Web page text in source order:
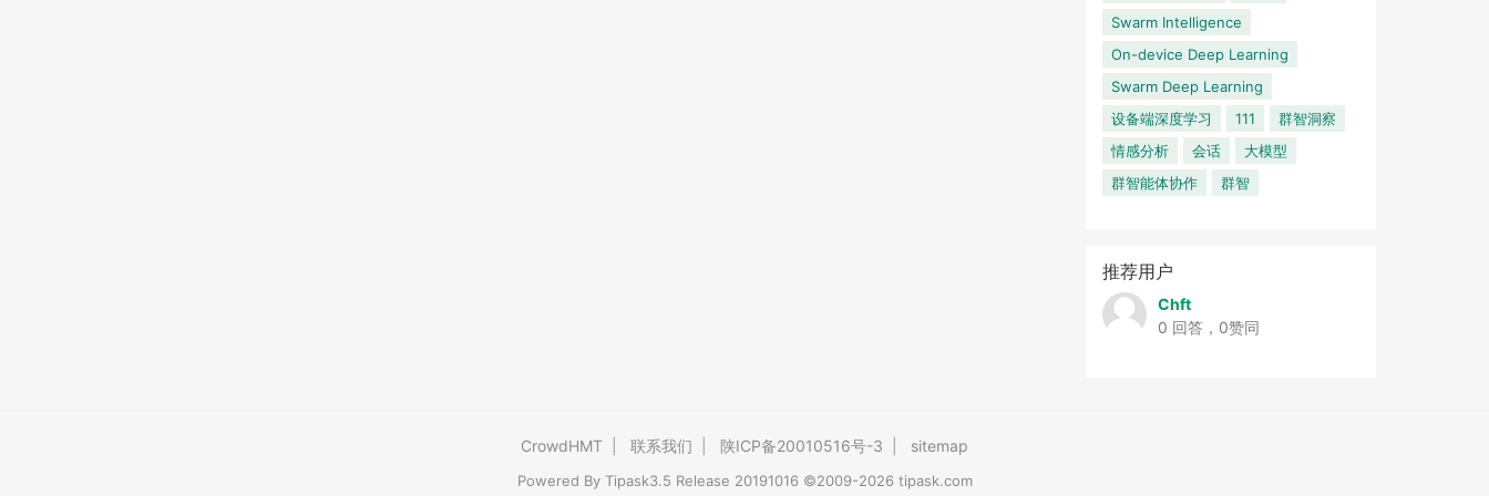
Swarm Intelligence
On-device Deep Learning
Swarm Deep Learning
设备端深度学习
111
群智洞察
情感分析
会话
大模型
群智能体协作
群智
推荐用户
Chft
0 回答，0赞同
CrowdHMT 联系我们 陕ICP备20010516号-3 sitemap
Powered By Tipask3.5 Release 20191016 ©2009-2026 tipask.com